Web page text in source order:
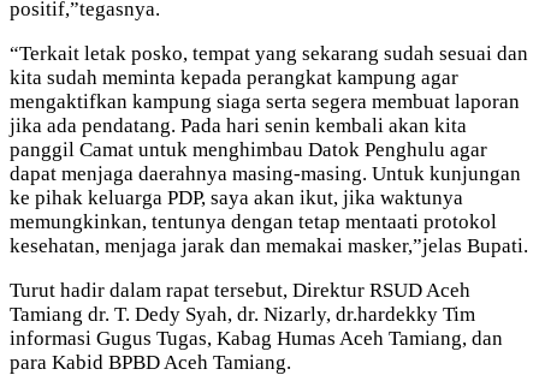
positif,”tegasnya.
“Terkait letak posko, tempat yang sekarang sudah sesuai dan
kita sudah meminta kepada perangkat kampung agar
mengaktifkan kampung siaga serta segera membuat laporan
jika ada pendatang. Pada hari senin kembali akan kita
panggil Camat untuk menghimbau Datok Penghulu agar
dapat menjaga daerahnya masing-masing. Untuk kunjungan
ke pihak keluarga PDP, saya akan ikut, jika waktunya
memungkinkan, tentunya dengan tetap mentaati protokol
kesehatan, menjaga jarak dan memakai masker,”jelas Bupati.
Turut hadir dalam rapat tersebut, Direktur RSUD Aceh
Tamiang dr. T. Dedy Syah, dr. Nizarly, dr.hardekky Tim
informasi Gugus Tugas, Kabag Humas Aceh Tamiang, dan
para Kabid BPBD Aceh Tamiang.